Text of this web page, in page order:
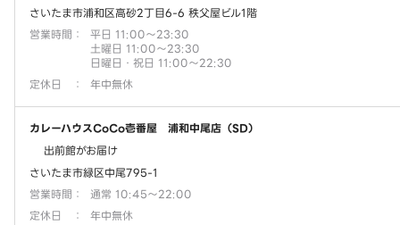
さいたま市浦和区高砂2丁目6-6 秩父屋ビル1階
営業時間 ：
平日 11:00～23:30
土曜日 11:00～23:30
日曜日・祝日 11:00～22:30
定休日
： 年中無休
カレーハウスCoCo壱番屋 浦和中尾店（SD）
出前館がお届け
さいたま市緑区中尾795-1
営業時間 ：
通常 10:45～22:00
定休日
： 年中無休